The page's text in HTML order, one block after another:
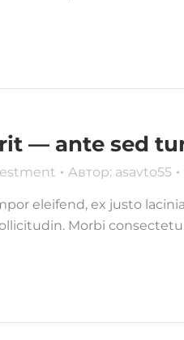
— ante sed
Автор: asavto55
eleifend, ex justo
Morbi